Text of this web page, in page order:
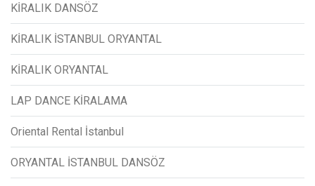
KİRALIK DANSÖZ
KİRALIK İSTANBUL ORYANTAL
KİRALIK ORYANTAL
LAP DANCE KİRALAMA
Oriental Rental İstanbul
ORYANTAL İSTANBUL DANSÖZ